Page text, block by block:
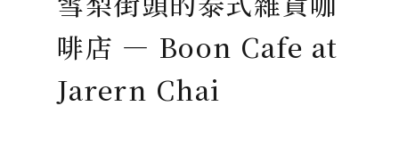
啡店 — Boon Cafe at
Jarern Chai